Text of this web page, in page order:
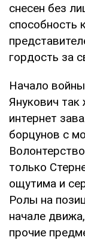
снесен без
способность
гордость за
Начало
Янукович
интернет
борцунов с
только
ощутима и
Ролы на
начале
прочие